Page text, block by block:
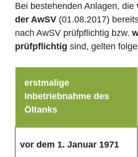
Bei bestehenden Anlagen, die
der AwSV (01.08.2017)
nach AwSV prüfpflichtig bzw.
prüfpflichtig sind, gelten
erstmalige
Inbetriebnahme des
Öltanks
vor dem 1. Januar 1971